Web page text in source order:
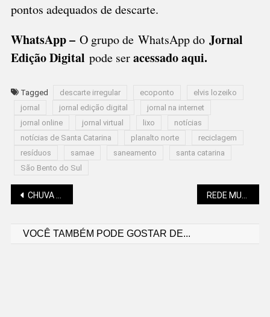
pontos adequados de descarte.
WhatsApp – O grupo de WhatsApp do Jornal
Edição Digital pode seracessado aqui.
Tagged descarte irregular ecoponto
elvis lozeiko
jornal
jornal edição digital
jornal na internet
jornal online
jornal virtual lixo
notícias
notícias de Santa Catarina
planalto norte
reciclagem
resíduos
samae saneamento
santa catarina
São Bento do Sul
Navegação
CHUVA SÓ VOLTA A SÃO BENTO E REGIÃO NA QUINTA (29), DIZ EPAGRI
VOCÊ TAMBÉM PODE GOSTAR DE...